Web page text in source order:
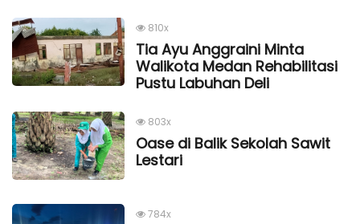
810x
Tia Ayu Anggraini Minta
Walikota Medan Rehabilitasi
Pustu Labuhan Deli
803x
Oase di Balik Sekolah Sawit
Lestari
784x